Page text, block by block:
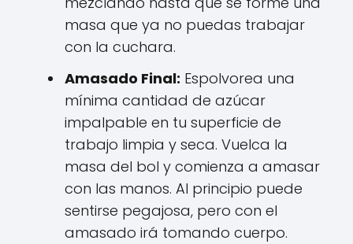
masa que ya no puedas trabajar
con la cuchara.
Amasado Final: Espolvorea una
mínima cantidad de azúcar
impalpable en tu superficie de
trabajo limpia y seca. Vuelca la
masa del bol y comienza a amasar
con las manos. Al principio puede
sentirse pegajosa, pero con el
amasado irá tomando cuerpo.